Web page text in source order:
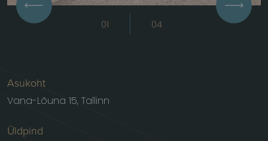
Previous Next
1 04
Asukoht
Vana-Lõuna 15, Tallinn
Üldpind